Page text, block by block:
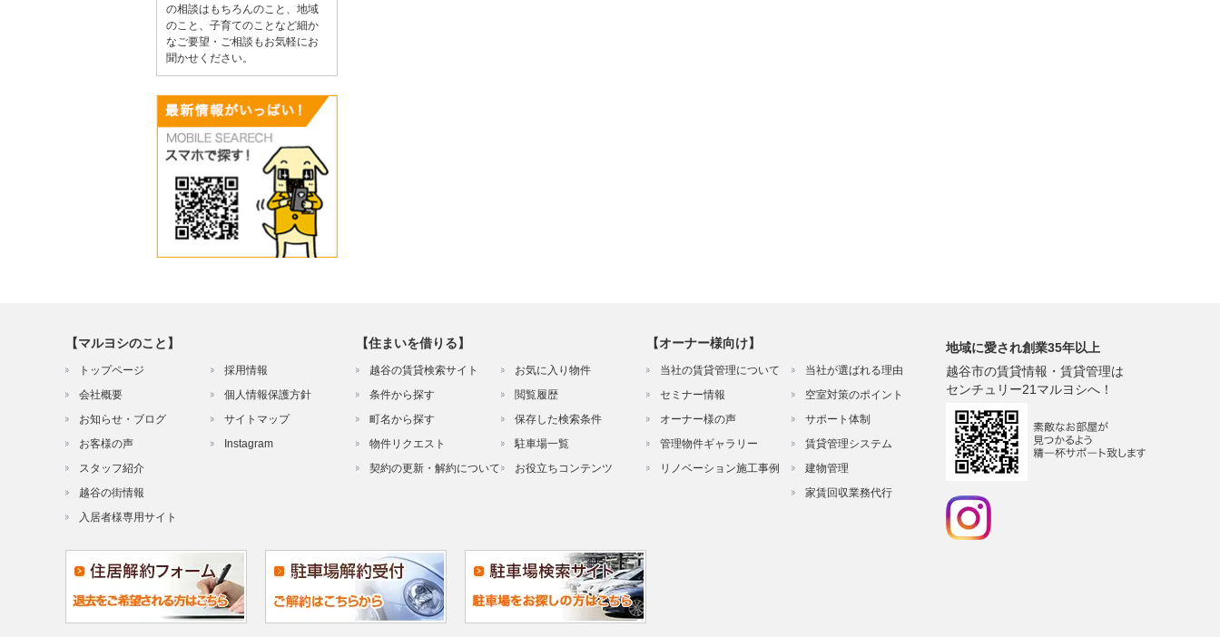
の相談はもちろんのこと、地域
のこと、子育てのことなど細か
なご要望・ご相談もお気軽にお
聞かせください。
【マルヨシのこと】
トップページ
会社概要
お知らせ・ブログ
お客様の声
スタッフ紹介
越谷の街情報
入居者様専用サイト
採用情報
個人情報保護方針
サイトマップ
Instagram
【住まいを借りる】
越谷の賃貸検索サイト
条件から探す
町名から探す
物件リクエスト
契約の更新・解約について
お気に入り物件
閲覧履歴
保存した検索条件
駐車場一覧
お役立ちコンテンツ
【オーナー様向け】
当社の賃貸管理について
セミナー情報
オーナー様の声
管理物件ギャラリー
リノベーション施工事例
当社が選ばれる理由
空室対策のポイント
サポート体制
賃貸管理システム
建物管理
家賃回収業務代行
地域に愛され創業35年以上
越谷市の賃貸情報・賃貸管理は
センチュリー21マルヨシへ！